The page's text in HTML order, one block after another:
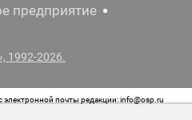
предприятие
1992-2026.
почты редакции: info@osp.ru